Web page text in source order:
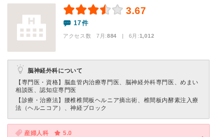
3.67
17件
アクセス数 7月:884 | 6月:1,012
脳神経外科について
【専門医・資格】 脳血管内治療専門医、脳神経外科専門医、めまい
相談医、認知症専門医
【診療・治療法】
腰椎椎間板ヘルニア摘出術、椎間板内酵素注入療
法（ヘルニコア）、神経ブロック
産婦人科
5.0